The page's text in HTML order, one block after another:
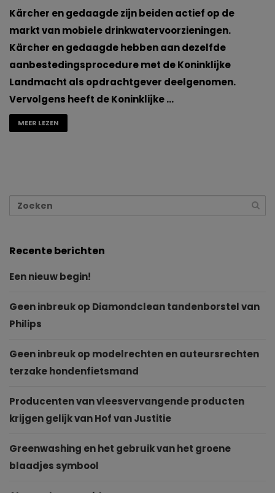
Kärcher en gedaagde zijn beiden actief op de
markt van mobiele drinkwatervoorzieningen.
Kärcher en gedaagde hebben aan dezelfde
aanbestedingsprocedure met de Koninklijke
Landmacht als opdrachtgever deelgenomen.
Vervolgens heeft de Koninklijke …
MEER LEZEN
Recente berichten
Een nieuw begin!
Geen inbreuk op Diamondclean tandenborstel van
Philips
Geen inbreuk op modelrechten en auteursrechten
terzake hondenfietsmand
Producenten van vleesvervangende producten
krijgen gelijk van Hof van Justitie
Greenwashing en het gebruik van het groene
blaadjes symbool